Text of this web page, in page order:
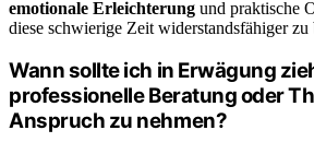
emotionale Erleichterung und praktische
diese schwierige Zeit widerstandsfähiger zu
Wann sollte ich in Erwägung
professionelle Beratung oder
Anspruch zu nehmen?